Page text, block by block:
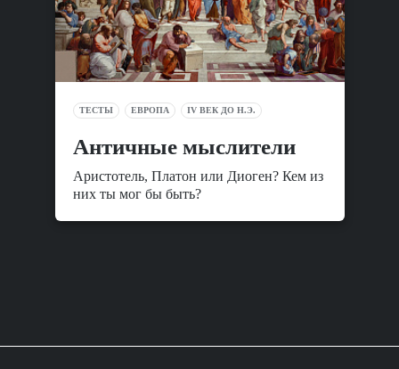
ТЕСТЫ ЕВРОПА IV ВЕК ДО Н.Э.
Античные мыслители
Аристотель, Платон или Диоген? Кем из
них ты мог бы быть?